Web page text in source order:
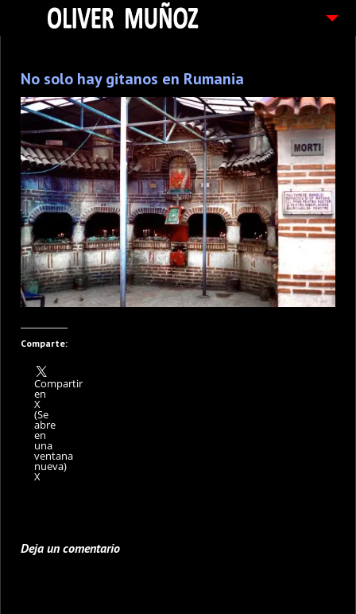
FOTOGRAFIAS
CONTACTO
PEDIDOS
No solo hay gitanos en Rumania
Comparte:
Compartir
en
X
(Se
abre
en
una
ventana
nueva)
X
Deja un comentario